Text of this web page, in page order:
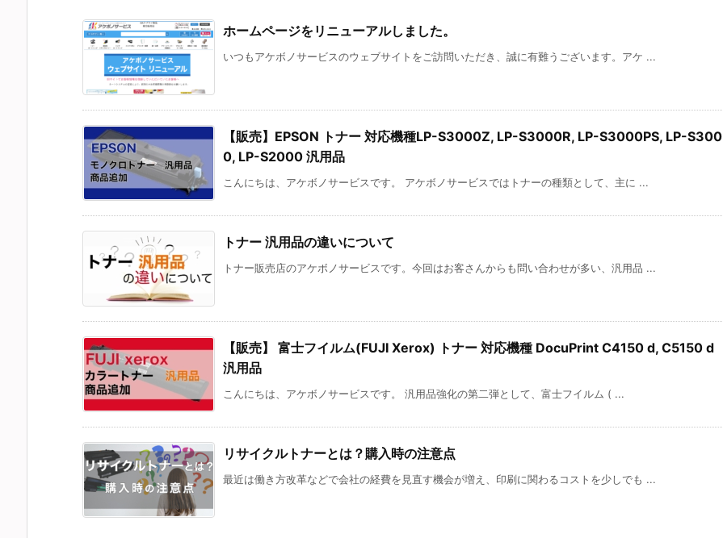
ホームページをリニューアルしました。
いつもアケボノサービスのウェブサイトをご訪問いただき、誠に有難うございます。アケ ...
【販売】EPSON トナー 対応機種LP-S3000Z, LP-S3000R, LP-S3000PS, LP-S300
0, LP-S2000 汎用品
こんにちは、アケボノサービスです。 アケボノサービスではトナーの種類として、主に ...
トナー 汎用品の違いについて
トナー販売店のアケボノサービスです。今回はお客さんからも問い合わせが多い、汎用品 ...
【販売】 富士フイルム(FUJI Xerox) トナー 対応機種 DocuPrint C4150 d, C5150 d
汎用品
こんにちは、アケボノサービスです。 汎用品強化の第二弾として、富士フイルム ( ...
リサイクルトナーとは？購入時の注意点
最近は働き方改革などで会社の経費を見直す機会が増え、印刷に関わるコストを少しでも ...